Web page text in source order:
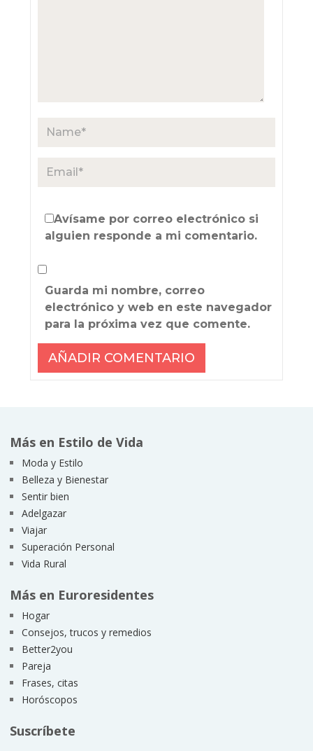
Avísame por correo electrónico si
alguien responde a mi comentario.
Guarda mi nombre, correo
electrónico y web en este navegador
para la próxima vez que comente.
Más en Estilo de Vida
Moda y Estilo
Belleza y Bienestar
Sentir bien
Adelgazar
Viajar
Superación Personal
Vida Rural
Más en Euroresidentes
Hogar
Consejos, trucos y remedios
Better2you
Pareja
Frases, citas
Horóscopos
Suscríbete